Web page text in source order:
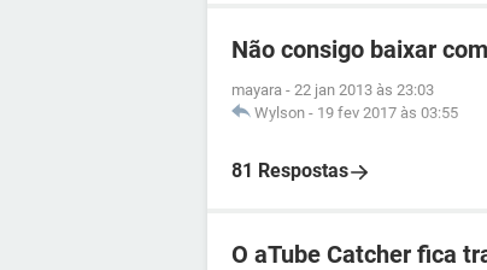
Não consigo baixar
mayara - 22 jan 2013 às 23:03
Wylson - 19 fev 2017 às 03:55
81 Respostas
O aTube Catcher fica